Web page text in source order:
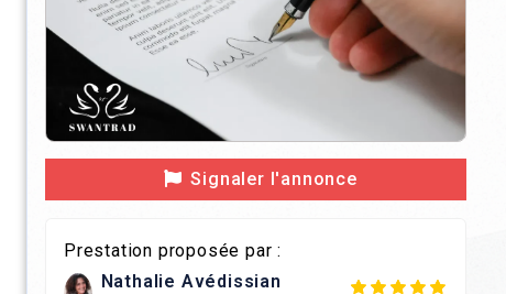
Signaler l'annonce
Prestation proposée par :
Nathalie Avédissian